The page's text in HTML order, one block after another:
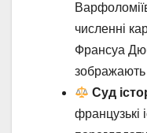
численні
Франсуа
зображають
Суд
французькі